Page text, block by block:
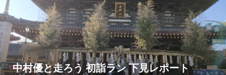
中村優と走ろう 初詣ラン 下見レポート